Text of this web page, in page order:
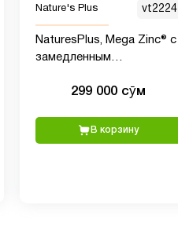
Nature's Plus vt2224
NaturesPlus, Mega Zinc® с
замедленным
90 таблеток299 000 сӯм
В корзину